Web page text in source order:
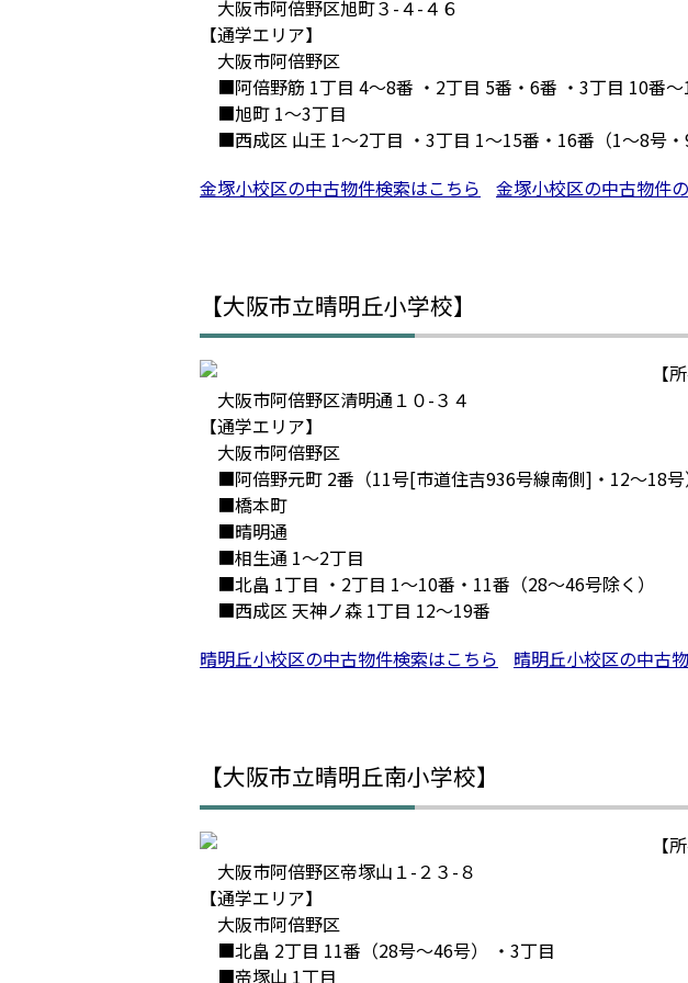
大阪市阿倍野区旭町３-４-４６
【通学エリア】
大阪市阿倍野区
■阿倍野筋 1丁目 4～8番 ・2丁目 5番・6番 ・3丁目 10番～
■旭町 1～3丁目
■西成区 山王 1～2丁目 ・3丁目 1～15番・16番（1～8号
金塚小校区の中古物件検索はこちら
金塚小校区の中古物件
【大阪市立晴明丘小学校】
【
大阪市阿倍野区清明通１０-３４
【通学エリア】
大阪市阿倍野区
■阿倍野元町 2番（11号[市道住吉936号線南側]・12～18号
■橋本町
■晴明通
■相生通 1～2丁目
■北畠 1丁目 ・2丁目 1～10番・11番（28～46号除く）
■西成区 天神ノ森 1丁目 12～19番
晴明丘小校区の中古物件検索はこちら
晴明丘小校区の中古
【大阪市立晴明丘南小学校】
【
大阪市阿倍野区帝塚山１-２３-８
【通学エリア】
大阪市阿倍野区
■北畠 2丁目 11番（28号～46号） ・3丁目
■帝塚山 1丁目